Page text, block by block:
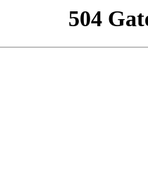
504